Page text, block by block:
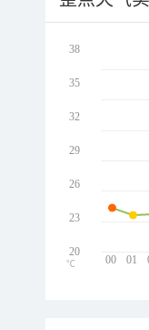
00 01
38
35
32
29
26
23
20
℃